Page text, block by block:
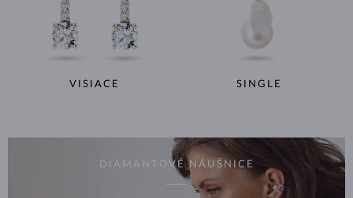
VISIACE SINGLE
DIAMANTOVÉ NÁUŠNICE